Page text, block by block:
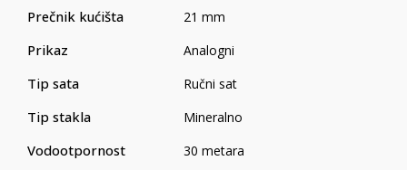
Prečnik kućišta 21 mm
Prikaz Analogni
Tip sata Ručni sat
Tip stakla Mineralno
Vodootpornost 30 metara